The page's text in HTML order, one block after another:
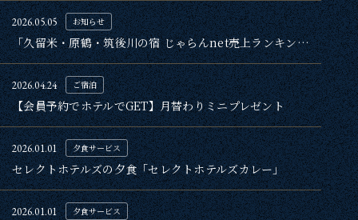
2026.05.05 お知らせ
「久留米・原鶴・筑後川の宿 じゃらんnet売上ランキング」受賞
2026.04.24 ご宿泊
【会員予約でホテルでGET】月替わりミニプレゼント
2026.01.01 夕食サービス
セレクトホテルズの夕食「セレクトホテルズカレー」
2026.01.01 夕食サービス